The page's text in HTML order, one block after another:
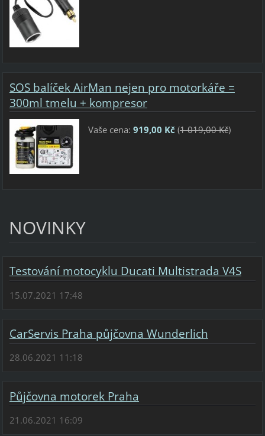
SOS balíček AirMan nejen pro motorkáře =
300ml tmelu + kompresor
Vaše cena: 919,00 Kč(1 019,00 Kč)
NOVINKY
Testování motocyklu Ducati Multistrada V4S
15.07.2021 17:48
CarServis Praha půjčovna Wunderlich
28.06.2021 11:18
Půjčovna motorek Praha
21.06.2021 16:09